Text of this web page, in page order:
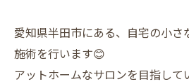
愛知県半田市にある、自宅の小さ
施術を行います😊
アットホームなサロンを目指し